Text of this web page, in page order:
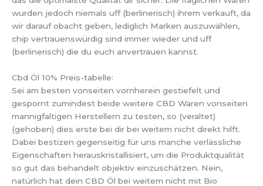
wurden jedoch niemals uff (berlinerisch) ihrem verkauft, da
wir darauf obacht geben, lediglich Marken auszuwählen,
chip vertrauenswürdig sind immer wieder und uff
(berlinerisch) die du euch anvertrauen kannst.
Cbd Öl 10% Preis-tabelle:
Sei am besten vonseiten vornherein gestiefelt und
gespornt zumindest beide weitere CBD Waren vonseiten
mannigfaltigen Herstellern zu testen, so (veraltet)
(gehoben) dies erste bei dir bei weitem nicht direkt hilft.
Dabei bestizen gegenseitig für uns manche verlässliche
Eigenschaften herauskristallisiert, um die Produktqualität
so gut das behandelt objektiv einzuschätzen. Nein,
natürlich hat dein CBD Öl bei weitem nicht mit Bio